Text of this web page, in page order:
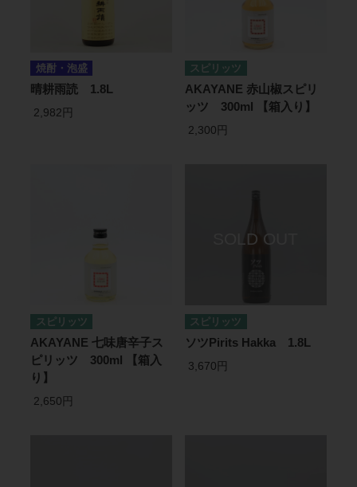
焼酎・泡盛
晴耕雨読 1.8L
2,982円
スピリッツ
AKAYANE 赤山椒スピリ
ッツ 300ml 【箱入り】
2,300円
スピリッツ
AKAYANE 七味唐辛子ス
ピリッツ 300ml 【箱入
り】
2,650円
スピリッツ
ソツPirits Hakka 1.8L
3,670円